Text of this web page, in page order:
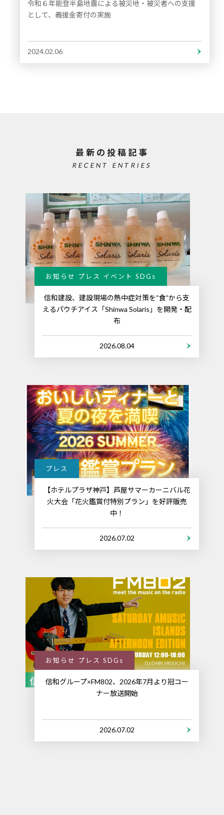
令和６年能登半島地震による被災地・被災者への支援
として、義援金寄付の実施
2024.02.06
最新の投稿記事
RECENT ENTRIES
お知らせ プレス イベント SDGs
信和建設、建設現場の熱中症対策を“食”から支
えるパウチアイス「Shinwa Solaris」を開発・配
布
2026.08.04
プレス
【ホテルプラザ神戸】芦屋サマーカーニバル花
火大会「花火鑑賞付特別プラン」を好評販売
中！
2026.07.02
お知らせ プレス SDGs
信和グループ×FM802、2026年7月より冠コー
ナー放送開始
2026.07.02